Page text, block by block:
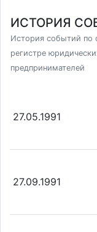
ИСТОРИЯ
История событий по
регистре
предпринимателей
27.05.1991
27.09.1991